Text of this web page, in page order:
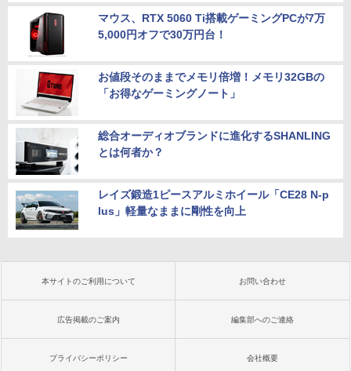
マウス、RTX 5060 Ti搭載ゲーミングPCが7万
5,000円オフで30万円台！
お値段そのままでメモリ倍増！メモリ32GBの
「お得なゲーミングノート」
総合オーディオブランドに進化するSHANLING
とは何者か？
レイズ鍛造1ピースアルミホイール「CE28 N-p
lus」軽量なままに剛性を向上
本サイトのご利用について お問い合わせ
広告掲載のご案内 編集部へのご連絡
プライバシーポリシー 会社概要